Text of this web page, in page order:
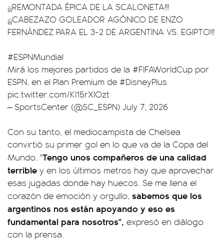
¡¡¡REMONTADA ÉPICA DE LA SCALONETA!!!
¡¡¡CABEZAZO GOLEADOR AGÓNICO DE ENZO
FERNÁNDEZ PARA EL 3-2 DE ARGENTINA VS. EGIPTO!!!
#ESPNMundial
Mirá los mejores partidos de la #FIFAWorldCup por
ESPN, en el Plan Premium de #DisneyPlus
pic.twitter.com/KI15rXIOzt
— SportsCenter (@SC_ESPN) July 7, 2026
Con su tanto, el mediocampista de Chelsea
convirtió su primer gol en lo que va de la Copa del
Mundo. "Tengo unos compañeros de una calidad
terrible y en los últimos metros hay que aprovechar
esas jugadas donde hay huecos. Se me llena el
corazón de emoción y orgullo, sabemos que los
argentinos nos están apoyando y eso es
fundamental para nosotros", expresó en diálogo
con la prensa.